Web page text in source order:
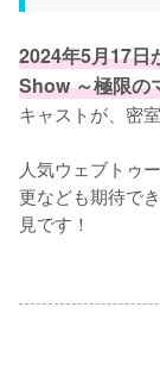
2024年5月17日
Show ～極限の
キャストが、密
人気ウェブトゥ
更なども期待で
見です！